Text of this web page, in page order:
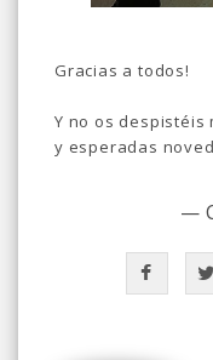
Gracias a todos!
Y no os despistéis
y esperadas
—